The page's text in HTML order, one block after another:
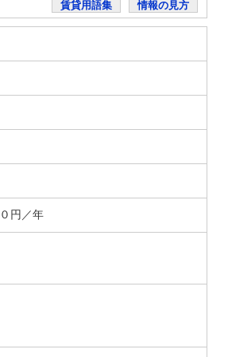
賃貸用語集 情報の見方
円／年